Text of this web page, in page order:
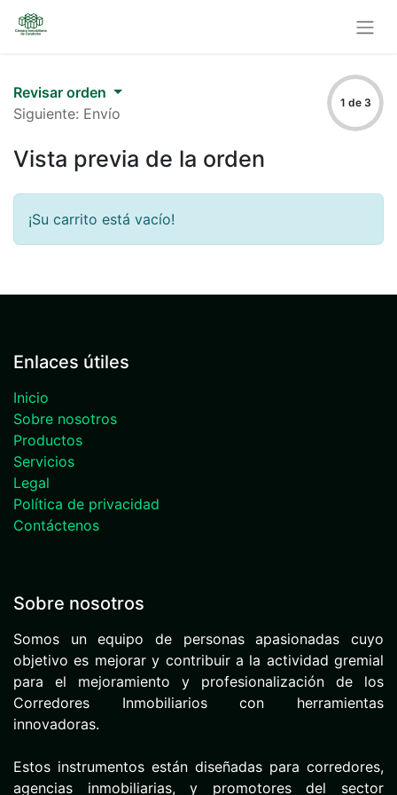
Revisar orden
Siguiente: Envío
1 de 3
Vista previa de la orden
¡Su carrito está vacío!
Enlaces útiles
Inicio
Sobre nosotros
Productos
Servicios
Legal
Política de privacidad
Contáctenos
Sobre nosotros
Somos un equipo de personas apasionadas cuyo
objetivo es mejorar y contribuir a la actividad gremial
para el mejoramiento y profesionalización de los
Corredores Inmobiliarios con herramientas
innovadoras.
Estos instrumentos están diseñadas para corredores,
agencias inmobiliarias, y promotores del sector